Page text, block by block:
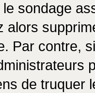
sondage
alors
Par contre,
de truquer